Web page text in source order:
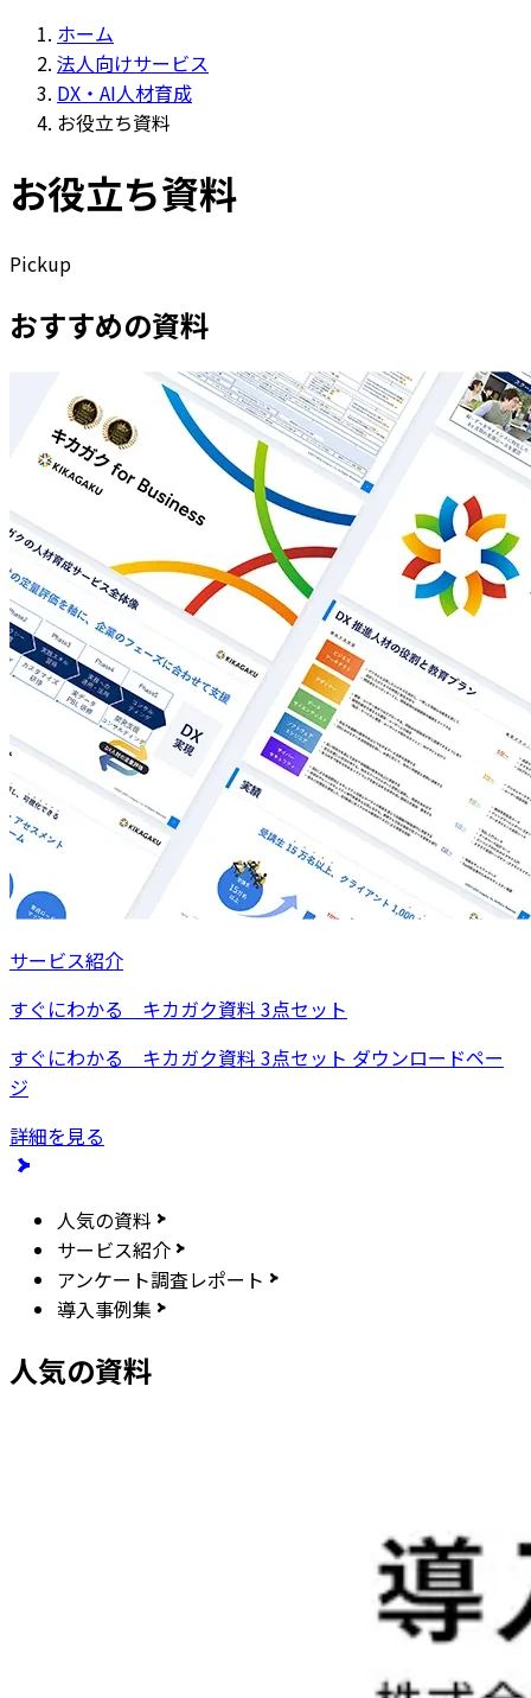
ホーム
法人向けサービス
DX・AI人材育成
お役立ち資料
お役立ち資料
Pickup
おすすめの資料
サービス紹介
すぐにわかる キカガク資料 3点セット
すぐにわかる キカガク資料 3点セット ダウンロードペー
ジ
詳細を見る
人気の資料
サービス紹介
アンケート調査レポート
導入事例集
人気の資料